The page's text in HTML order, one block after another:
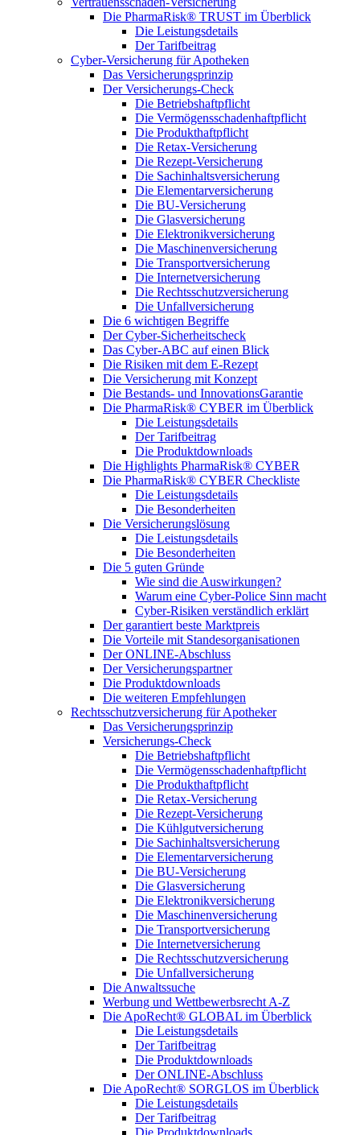
Die PharmaRisk® TRUST im Überblick
Die Leistungsdetails
Der Tarifbeitrag
Cyber-Versicherung für Apotheken
Das Versicherungsprinzip
Der Versicherungs-Check
Die Betriebshaftpflicht
Die Vermögensschadenhaftpflicht
Die Produkthaftpflicht
Die Retax-Versicherung
Die Rezept-Versicherung
Die Sachinhaltsversicherung
Die Elementarversicherung
Die BU-Versicherung
Die Glasversicherung
Die Elektronikversicherung
Die Maschinenversicherung
Die Transportversicherung
Die Internetversicherung
Die Rechtsschutzversicherung
Die Unfallversicherung
Die 6 wichtigen Begriffe
Der Cyber-Sicher­heits­check
Das Cyber-ABC auf einen Blick
Die Risiken mit dem E-Rezept
Die Versicherung mit Konzept
Die Bestands- und InnovationsGarantie
Die PharmaRisk® CYBER im Überblick
Die Leistungsdetails
Der Tarifbeitrag
Die Produktdownloads
Die Highlights PharmaRisk® CYBER
Die PharmaRisk® CYBER Checkliste
Die Leistungsdetails
Die Besonderheiten
Die Versicherungslösung
Die Leistungsdetails
Die Besonderheiten
Die 5 guten Gründe
Wie sind die Auswirkungen?
Warum eine Cyber-Police Sinn macht
Cyber-Risiken verständlich erklärt
Der garantiert beste Marktpreis
Die Vorteile mit Standesorganisationen
Der ONLINE-Abschluss
Der Versicherungspartner
Die Produktdownloads
Die weiteren Empfehlungen
Rechtsschutzversicherung für Apotheker
Das Versicherungsprinzip
Versicherungs-Check
Die Betriebshaftpflicht
Die Vermögensschadenhaftpflicht
Die Produkthaftpflicht
Die Retax-Versicherung
Die Rezept-Versicherung
Die Kühlgutversicherung
Die Sachinhaltsversicherung
Die Elementarversicherung
Die BU-Versicherung
Die Glasversicherung
Die Elektronikversicherung
Die Maschinenversicherung
Die Transportversicherung
Die Internetversicherung
Die Rechtsschutzversicherung
Die Unfallversicherung
Die Anwaltssuche
Werbung und Wettbewerbsrecht A-Z
Die ApoRecht® GLOBAL im Überblick
Die Leistungsdetails
Der Tarifbeitrag
Die Produktdownloads
Der ONLINE-Abschluss
Die ApoRecht® SORGLOS im Überblick
Die Leistungsdetails
Der Tarifbeitrag
Die Produktdownloads